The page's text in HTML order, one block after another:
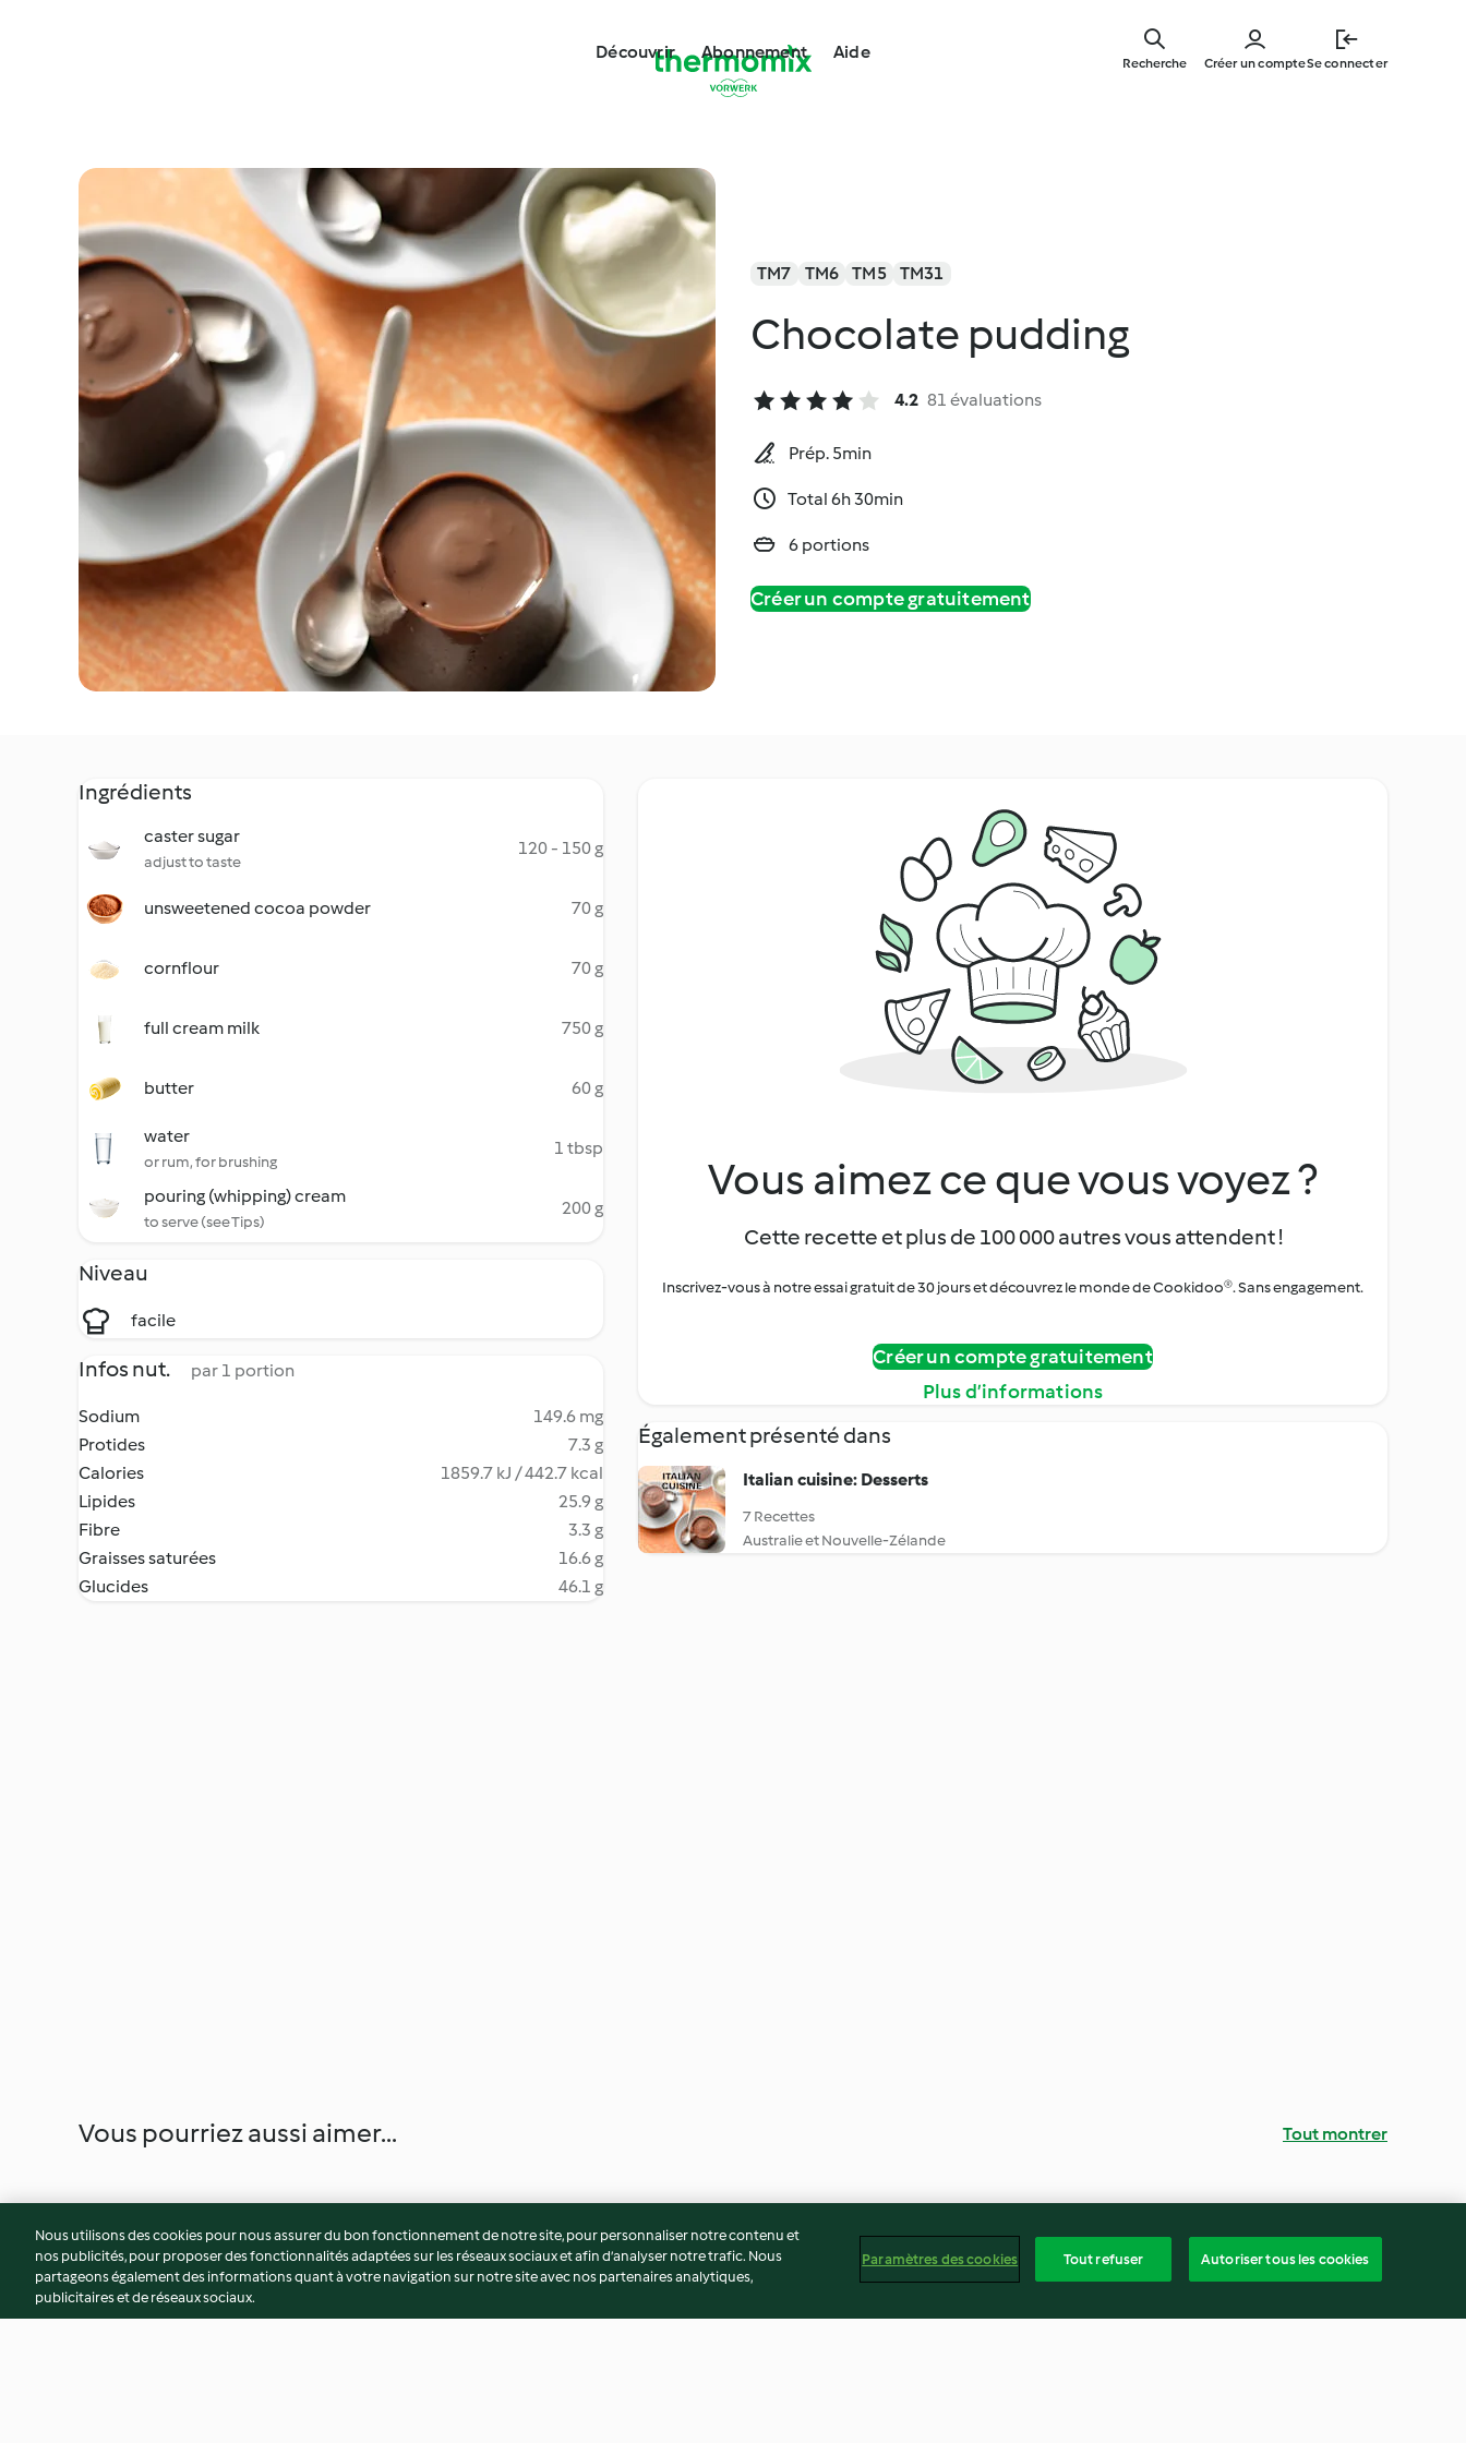
main
Découvrir Abonnement Aide
Créer un compteSe connecter
Recherche
TM7 TM6 TM5 TM31
Chocolate pudding
4.2 81 évaluations
Prép. 5min
Total 6h 30min
6 portions
Créer un compte gratuitement
Ingrédients
caster sugar
adjust to taste
120 - 150 g
unsweetened cocoa powder 70 g
cornflour 70 g
full cream milk 750 g
butter 60 g
water
or rum, for brushing
1 tbsp
pouring (whipping) cream
to serve (see Tips)
200 g
Niveau
facile
Infos nut. par 1 portion
Sodium
149.6 mg
Protides
7.3 g
Calories
1859.7 kJ / 442.7 kcal
Lipides
25.9 g
Fibre
3.3 g
Graisses saturées
16.6 g
Glucides
46.1 g
Vous aimez ce que vous voyez ?
Cette recette et plus de 100 000 autres vous attendent !
Inscrivez-vous à notre essai gratuit de 30 jours et découvrez le monde de Cookidoo®. Sans engagement.
Créer un compte gratuitement
Plus d’informations
Également présenté dans
Italian cuisine: Desserts
7 Recettes
Australie et Nouvelle-Zélande
Vous pourriez aussi aimer... Tout montrer
Nous utilisons des cookies pour nous assurer du bon fonctionnement de notre site, pour personnaliser notre contenu et
nos publicités, pour proposer des fonctionnalités adaptées sur les réseaux sociaux et afin d’analyser notre trafic. Nous
partageons également des informations quant à votre navigation sur notre site avec nos partenaires analytiques,
publicitaires et de réseaux sociaux.
Paramètres des cookies Tout refuser Autoriser tous les cookies